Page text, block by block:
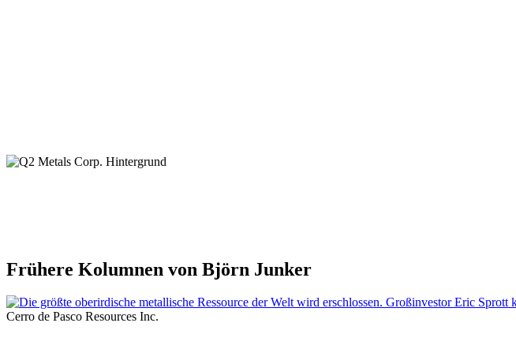
Frühere Kolumnen von Björn Junker
Cerro de Pasco Resources Inc.